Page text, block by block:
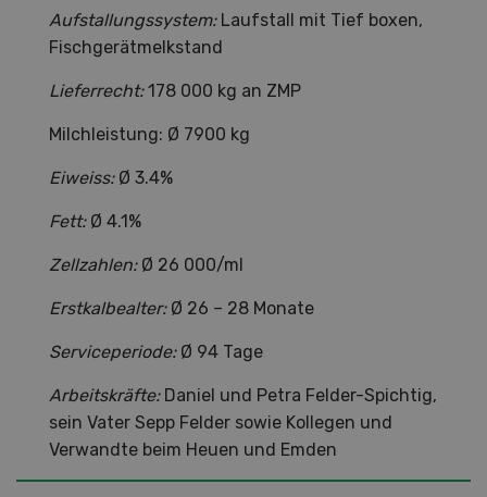
Aufstallungssystem:Laufstall mit Tief boxen,
Fischgerätmelkstand
Lieferrecht:178 000 kg an ZMP
Milchleistung: Ø 7900 kg
Eiweiss: Ø 3.4%
Fett: Ø 4.1%
Zellzahlen: Ø 26 000/ml
Erstkalbealter:Ø 26 – 28 Monate
Serviceperiode:Ø 94 Tage
Arbeitskräfte: Daniel und Petra Felder-Spichtig,
sein Vater Sepp Felder sowie Kollegen und
Verwandte beim Heuen und Emden